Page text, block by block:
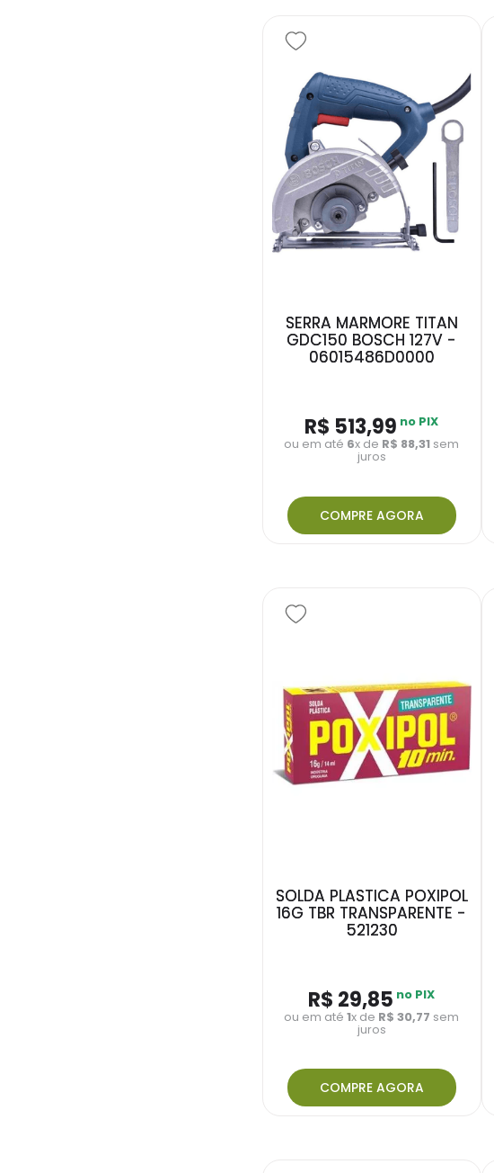
SERRA MARMORE TITAN
GDC150 BOSCH 127V -
06015486D0000
R$ 513,99 no PIX
ou em até 6x de R$ 88,31 sem
juros
COMPRE AGORA
SOLDA PLASTICA POXIPOL
16G TBR TRANSPARENTE -
521230
R$ 29,85 no PIX
ou em até1x de R$ 30,77 sem
juros
COMPRE AGORA